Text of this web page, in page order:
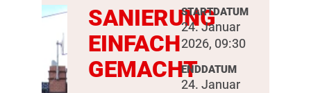
SANIERUNG
EINFACH
GEMACHT
STARTDATUM
24. Januar
2026, 09:30
ENDDATUM
24. Januar